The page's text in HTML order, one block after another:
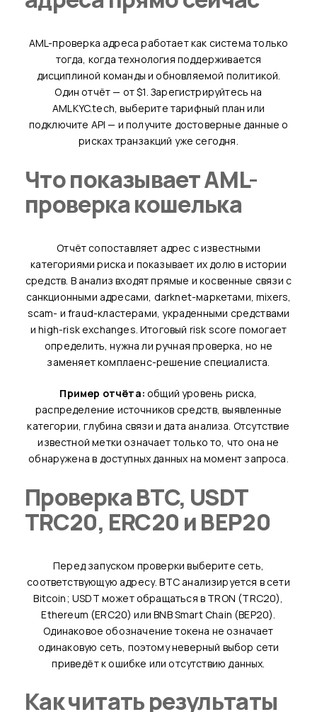
AML-проверка адреса работает как система только
тогда, когда технология поддерживается
дисциплиной команды и обновляемой политикой.
Один отчёт — от $1. Зарегистрируйтесь на
AMLKYC.tech, выберите тарифный план или
подключите API — и получите достоверные данные о
рисках транзакций уже сегодня.
Что показывает AML-
проверка кошелька
Отчёт сопоставляет адрес с известными
категориями риска и показывает их долю в истории
средств. В анализ входят прямые и косвенные связи с
санкционными адресами, darknet-маркетами, mixers,
scam- и fraud-кластерами, украденными средствами
и high-risk exchanges. Итоговый risk score помогает
определить, нужна ли ручная проверка, но не
заменяет комплаенс-решение специалиста.
Пример отчёта: общий уровень риска,
распределение источников средств, выявленные
категории, глубина связи и дата анализа. Отсутствие
известной метки означает только то, что она не
обнаружена в доступных данных на момент запроса.
Проверка BTC, USDT
TRC20, ERC20 и BEP20
Перед запуском проверки выберите сеть,
соответствующую адресу. BTC анализируется в сети
Bitcoin; USDT может обращаться в TRON (TRC20),
Ethereum (ERC20) или BNB Smart Chain (BEP20).
Одинаковое обозначение токена не означает
одинаковую сеть, поэтому неверный выбор сети
приведёт к ошибке или отсутствию данных.
Как читать результаты